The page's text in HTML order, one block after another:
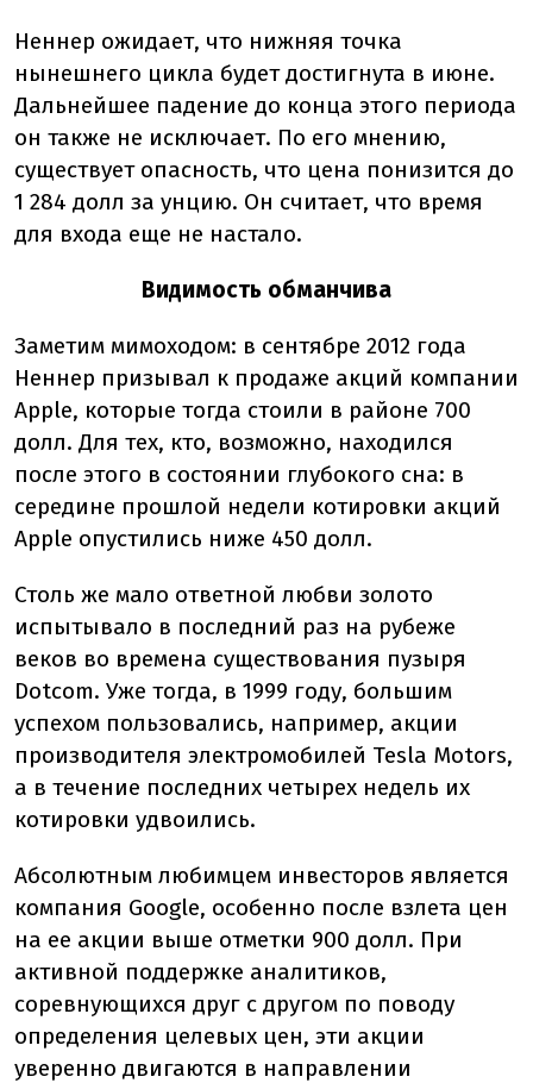
Неннер ожидает, что нижняя точка
нынешнего цикла будет достигнута в июне.
Дальнейшее падение до конца этого периода
он также не исключает. По его мнению,
существует опасность, что цена понизится до
1 284 долл за унцию. Он считает, что время
для входа еще не настало.
Видимость обманчива
Заметим мимоходом: в сентябре 2012 года
Неннер призывал к продаже акций компании
Apple, которые тогда стоили в районе 700
долл. Для тех, кто, возможно, находился
после этого в состоянии глубокого сна: в
середине прошлой недели котировки акций
Apple опустились ниже 450 долл.
Столь же мало ответной любви золото
испытывало в последний раз на рубеже
веков во времена существования пузыря
Dotcom. Уже тогда, в 1999 году, большим
успехом пользовались, например, акции
производителя электромобилей Tesla Motors,
а в течение последних четырех недель их
котировки удвоились.
Абсолютным любимцем инвесторов является
компания Google, особенно после взлета цен
на ее акции выше отметки 900 долл. При
активной поддержке аналитиков,
соревнующихся друг с другом по поводу
определения целевых цен, эти акции
уверенно двигаются в направлении